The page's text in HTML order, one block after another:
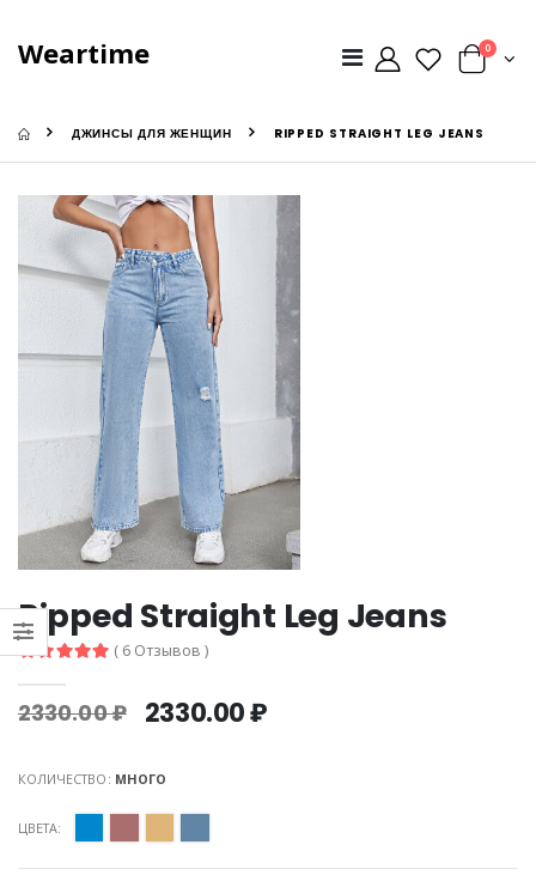
Weartime 0
ДЖИНСЫ ДЛЯ ЖЕНЩИН RIPPED STRAIGHT LEG JEANS
Ripped Straight Leg Jeans
( 6 Отзывов )
2330.00 ₽ 2330.00 ₽
КОЛИЧЕСТВО: МНОГО
ЦВЕТА: